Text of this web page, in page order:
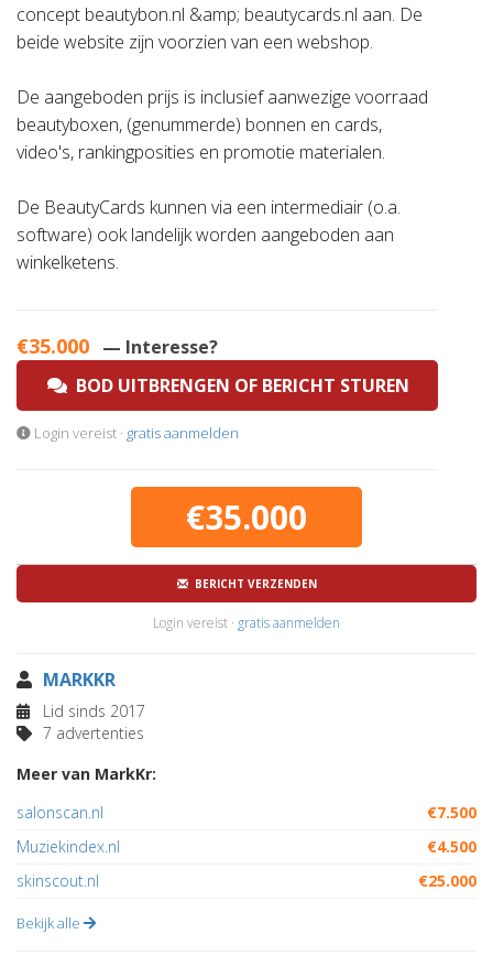
concept beautybon.nl &amp; beautycards.nl aan. De
beide website zijn voorzien van een webshop.
De aangeboden prijs is inclusief aanwezige voorraad
beautyboxen, (genummerde) bonnen en cards,
video's, rankingposities en promotie materialen.
De BeautyCards kunnen via een intermediair (o.a.
software) ook landelijk worden aangeboden aan
winkelketens.
€35.000 — Interesse?
BOD UITBRENGEN OF BERICHT STUREN
Login vereist · gratis aanmelden
€35.000
BERICHT VERZENDEN
Login vereist · gratis aanmelden
MARKKR
Lid sinds 2017
7 advertenties
Meer van MarkKr:
salonscan.nl
€7.500
Muziekindex.nl
€4.500
skinscout.nl
€25.000
Bekijk alle